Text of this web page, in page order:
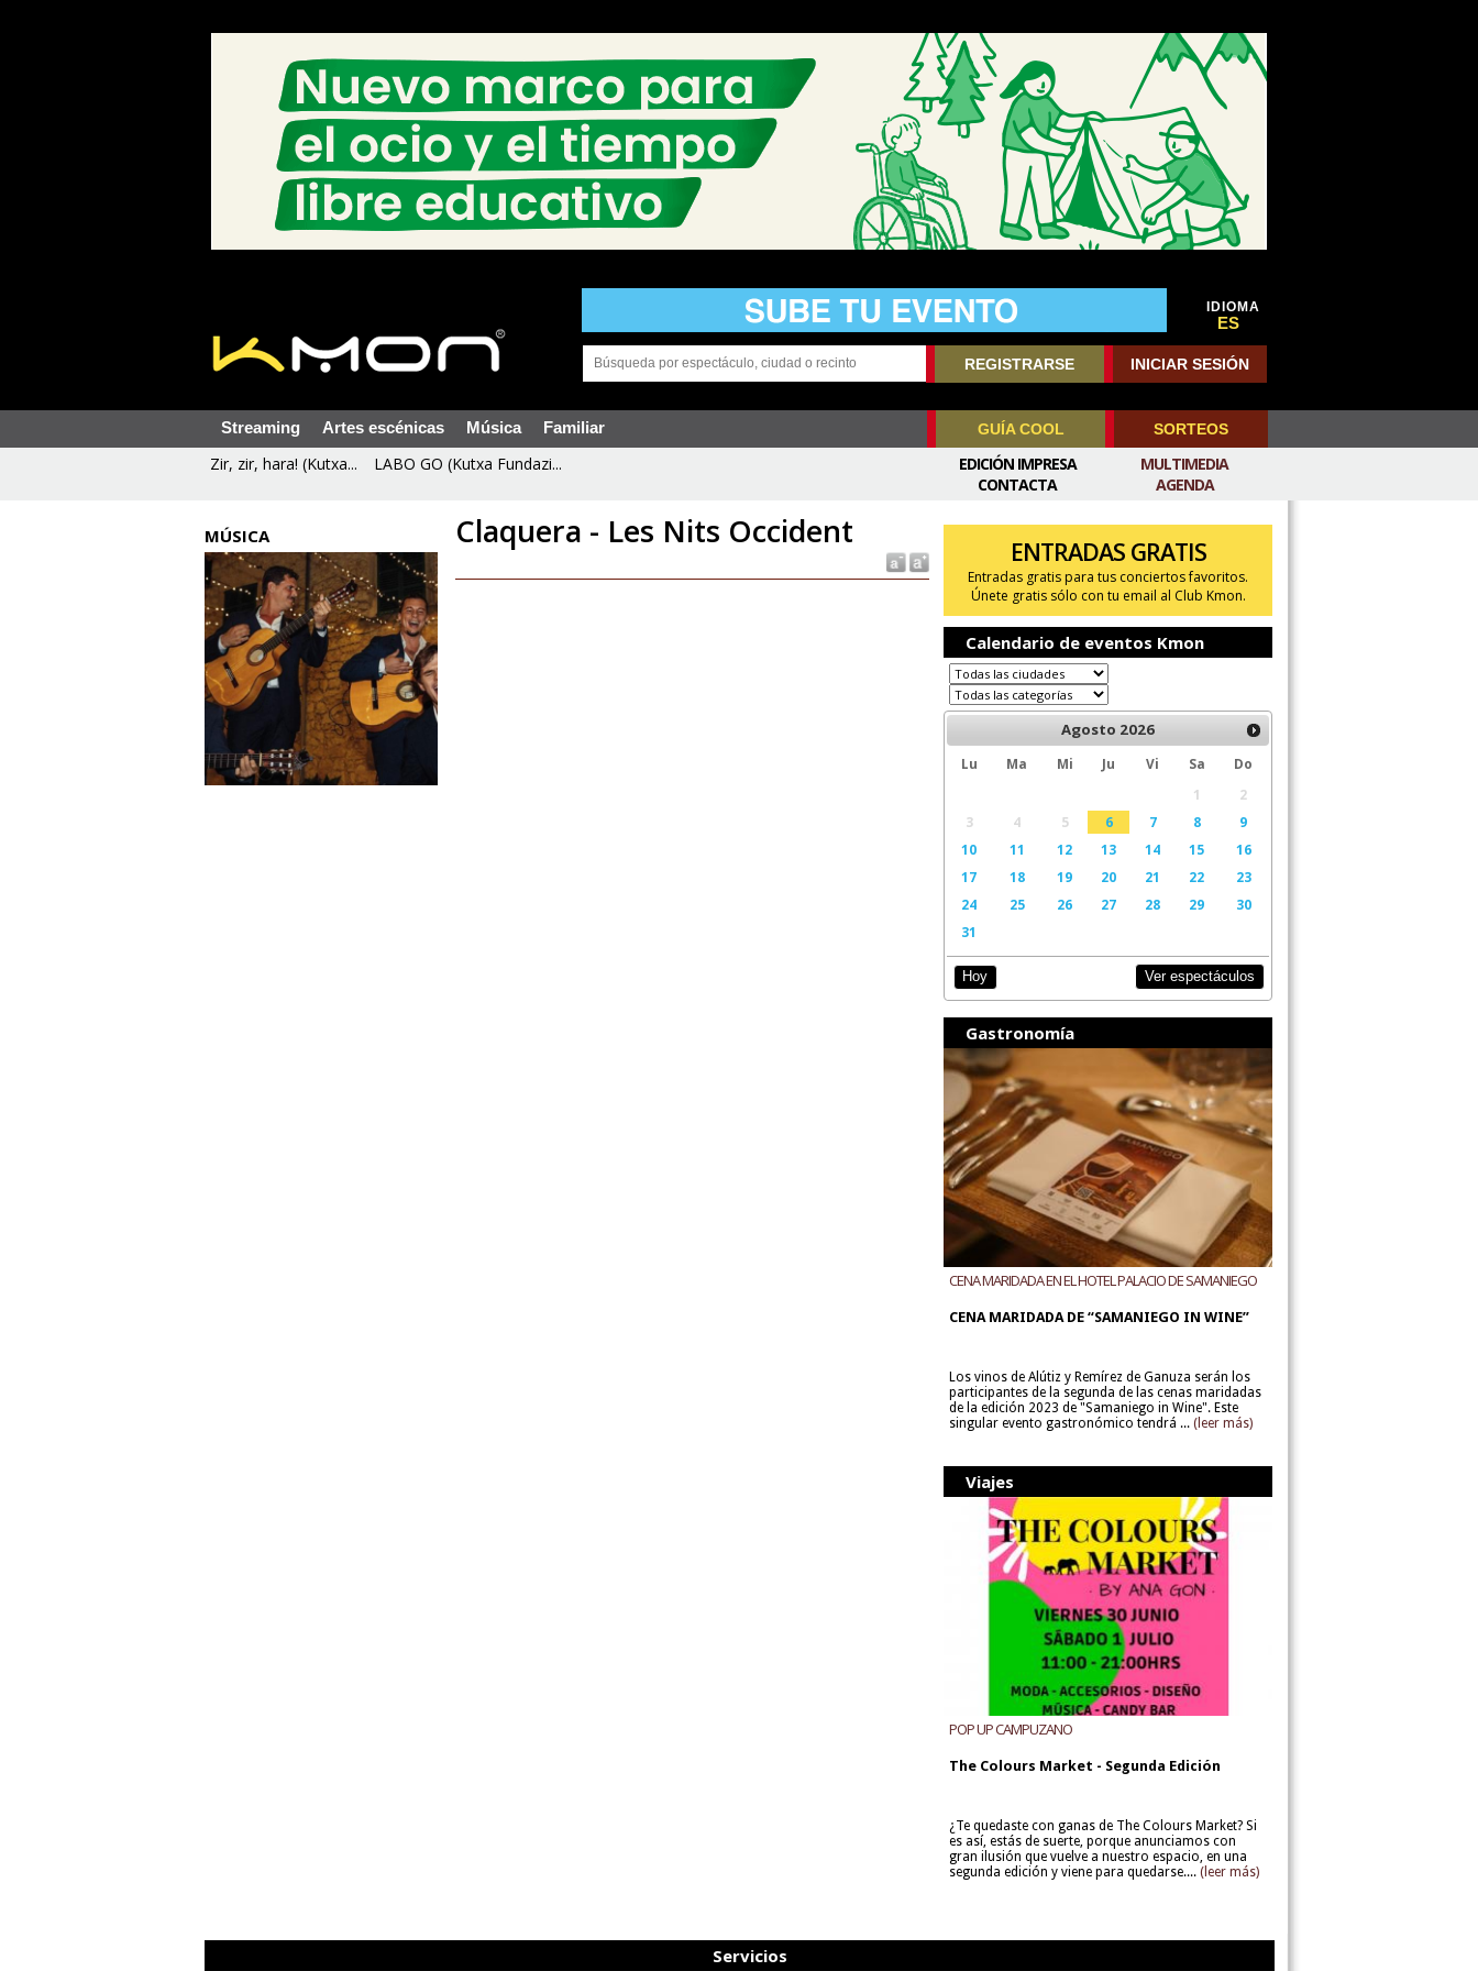
IDIOMA
ES
REGISTRARSE INICIAR SESIÓN
Streaming Artes escénicas Música Familiar GUÍA COOL SORTEOS
Zir, zir, hara! (Kutxa... LABO GO (Kutxa Fundazi...
MULTIMEDIA
AGENDA
EDICIÓN IMPRESA
CONTACTA
MÚSICA Claquera - Les Nits Occident
ENTRADAS GRATIS
Entradas gratis para tus conciertos favoritos.
Únete gratis sólo con tu email al Club Kmon.
Calendario de eventos Kmon
Agosto 2026
Lu Ma Mi Ju Vi Sa
Do
1
2
3
4 5 6 7 8
9
10
11 12 13 14 15
16
17
18 19 20 21 22
23
24
25 26 27 28 29
30
31
Hoy Ver espectáculos
Gastronomía
CENA MARIDADA EN EL HOTEL PALACIO DE SAMANIEGO
CENA MARIDADA DE “SAMANIEGO IN WINE”
Los vinos de Alútiz y Remírez de Ganuza serán los
participantes de la segunda de las cenas maridadas
de la edición 2023 de "Samaniego in Wine". Este
singular evento gastronómico tendrá ... (leer más)
Viajes
POP UP CAMPUZANO
The Colours Market - Segunda Edición
¿Te quedaste con ganas de The Colours Market? Si
es así, estás de suerte, porque anunciamos con
gran ilusión que vuelve a nuestro espacio, en una
segunda edición y viene para quedarse.... (leer más)
Servicios